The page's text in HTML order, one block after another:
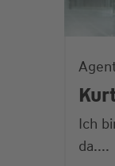
Ich
da....